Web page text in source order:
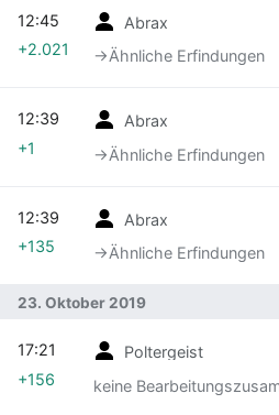
Abrax
→‎Ähnliche Erfindungen
12:45
+2.021
Abrax
→‎Ähnliche Erfindungen
12:39
+1
Abrax
→‎Ähnliche Erfindungen
12:39
+135
23. Oktober 2019
Poltergeist
keine
17:21
+156